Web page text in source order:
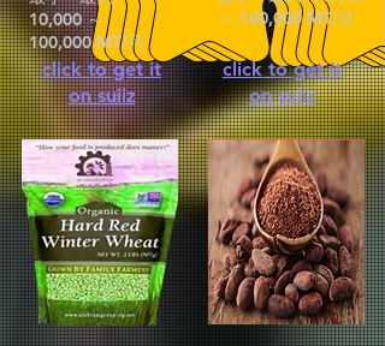
10,000 ～
100,000 MT/月
click to get it
on suiiz
～ 100,000 MT/月
click to get it
on suiiz